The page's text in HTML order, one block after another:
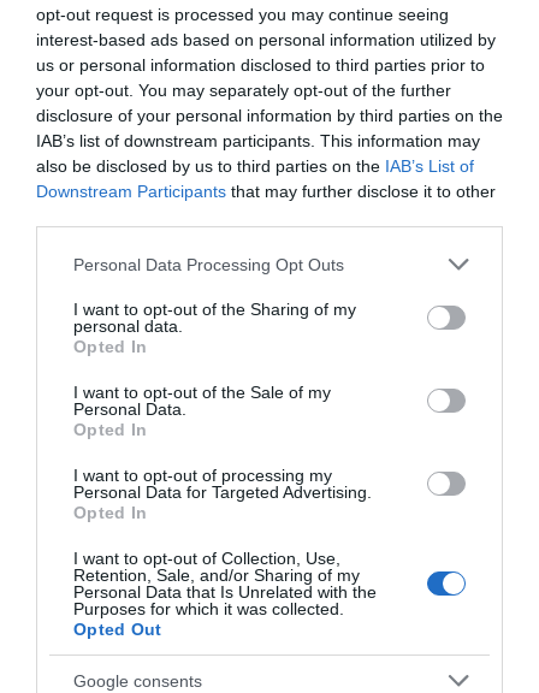
opt-out request is processed you may continue seeing
interest-based ads based on personal information utilized by
us or personal information disclosed to third parties prior to
your opt-out. You may separately opt-out of the further
disclosure of your personal information by third parties on the
IAB’s list of downstream participants. This information may
also be disclosed by us to third parties on the IAB’s List of
Downstream Participants that may further disclose it to other
Please note that this website/app uses one or more Google
not limited to your visit or usage behaviour. You may click to
grant or deny consent to Google and its third-party tags to
use your data for below specified purposes in below Google
consent section.
Personal Data Processing Opt Outs
I want to opt-out of the Sharing of my
personal data.
Opted In
I want to opt-out of the Sale of my
Personal Data.
Opted In
I want to opt-out of processing my
Personal Data for Targeted Advertising.
Opted In
I want to opt-out of Collection, Use,
Retention, Sale, and/or Sharing of my
Personal Data that Is Unrelated with the
Purposes for which it was collected.
Opted Out
Google consents
Ο καιρός αλλάζει πρόσωπο:
Έρχονται 40άρια μαζί με
θυελλώδη μελτέμια
07.08.2026 | 22:20
Εύβοια: Ηχηρό μήνυμα πέντε
χρόνια μετά τη μεγάλη
καταστροφή του 2021
Νέο τροχαίο με υλικές ζημιές
07.08.2026 | 21:40
Εύβοια: Γυναίκα έπεσε θύμα
διαδικτυακής απάτης – Πλήρωσε
για τρακτέρ που δεν παρέλαβε
07.08.2026 | 21:20
ανασύρθηκε χωρίς τις αισθήσεις
του από τη θάλασσα
07.08.2026 | 20:57
Ανακοινώθηκαν νέες προσλήψεις
σε δήμο της Εύβοιας: Δείτε εδώ
Νέο τροχαίο με υλικές
ζημιές
Μητέρα και γιος οι
νεκροί από τη
αυτοκινήτου με
Τραγική κατάληξη είχε
για 57χρονο τουρίστα
κατεδαφιστέα στο
Πόρτο Γερμενό